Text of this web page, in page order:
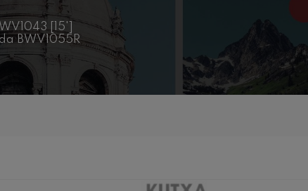
[15']
BWV1055R
sinfónicas
nº4
Los esclavos felices. Obertura